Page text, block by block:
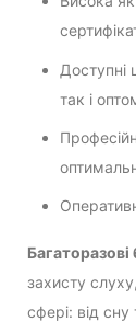
Доступні
так і
Багаторазові
захисту
сфері: від